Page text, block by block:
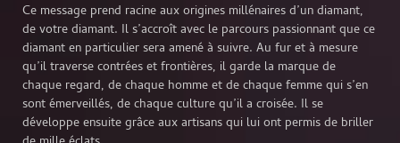
Ce message prend racine aux origines millénaires d’un diamant,
de votre diamant. Il s’accroît avec le parcours passionnant que ce
diamant en particulier sera amené à suivre. Au fur et à mesure
qu’il traverse contrées et frontières, il garde la marque de
chaque regard, de chaque homme et de chaque femme qui s’en
sont émerveillés, de chaque culture qu’il a croisée. Il se
développe ensuite grâce aux artisans qui lui ont permis de briller